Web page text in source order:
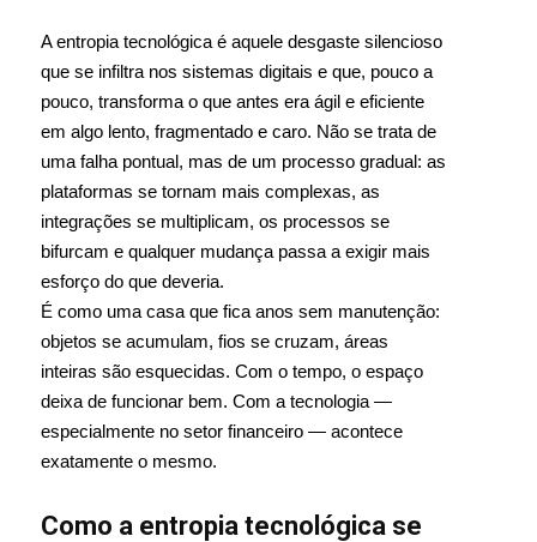
A entropia tecnológica é aquele desgaste silencioso
que se infiltra nos sistemas digitais e que, pouco a
pouco, transforma o que antes era ágil e eficiente
em algo lento, fragmentado e caro. Não se trata de
uma falha pontual, mas de um processo gradual: as
plataformas se tornam mais complexas, as
integrações se multiplicam, os processos se
bifurcam e qualquer mudança passa a exigir mais
esforço do que deveria.
É como uma casa que fica anos sem manutenção:
objetos se acumulam, fios se cruzam, áreas
inteiras são esquecidas. Com o tempo, o espaço
deixa de funcionar bem. Com a tecnologia —
especialmente no setor financeiro — acontece
exatamente o mesmo.
Como a entropia tecnológica se